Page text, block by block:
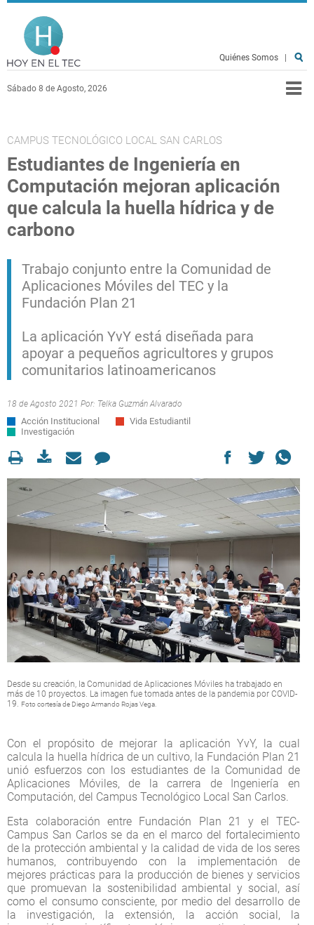
Pasar al contenido principal
Sábado 8 de Agosto, 2026
Quiénes Somos
CAMPUS TECNOLÓGICO LOCAL SAN CARLOS
Estudiantes de Ingeniería en
Computación mejoran aplicación
que calcula la huella hídrica y de
carbono
Trabajo conjunto entre la Comunidad de
Aplicaciones Móviles del TEC y la
Fundación Plan 21
La aplicación YvY está diseñada para
apoyar a pequeños agricultores y grupos
comunitarios latinoamericanos
18 de Agosto 2021 Por: Telka Guzmán Alvarado
Acción Institucional
Vida Estudiantil
Investigación
Desde su creación, la Comunidad de Aplicaciones Móviles ha trabajado en
más de 10 proyectos. La imagen fue tomada antes de la pandemia por COVID-
19. Foto cortesía de Diego Armando Rojas Vega.
Con el propósito de mejorar la aplicación YvY, la cual
calcula la huella hídrica de un cultivo, la Fundación Plan 21
unió esfuerzos con los estudiantes de la Comunidad de
Aplicaciones Móviles, de la carrera de Ingeniería en
Computación, del Campus Tecnológico Local San Carlos.
Esta colaboración entre Fundación Plan 21 y el TEC-
Campus San Carlos se da en el marco del fortalecimiento
de la protección ambiental y la calidad de vida de los seres
humanos, contribuyendo con la implementación de
mejores prácticas para la producción de bienes y servicios
que promuevan la sostenibilidad ambiental y social, así
como el consumo consciente, por medio del desarrollo de
la investigación, la extensión, la acción social, la